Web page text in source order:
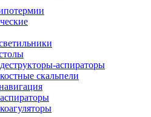
аспираторы
скальпели